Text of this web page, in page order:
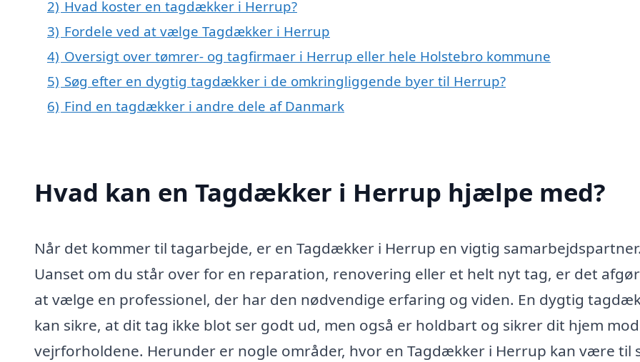
2) Hvad koster en tagdækker i Herrup?
3) Fordele ved at vælge Tagdækker i Herrup
4) Oversigt over tømrer- og tagfirmaer i Herrup eller hele Holstebro kommune
5) Søg efter en dygtig tagdækker i de omkringliggende byer til Herrup?
6) Find en tagdækker i andre dele af Danmark
Hvad kan en Tagdækker i Herrup hjælpe med?
Når det kommer til tagarbejde, er en Tagdækker i Herrup en vigtig
Uanset om du står over for en reparation, renovering eller et helt nyt tag, er det
at vælge en professionel, der har den nødvendige erfaring og viden. En dygtig
kan sikre, at dit tag ikke blot ser godt ud, men også er holdbart og sikrer dit hjem mod
vejrforholdene. Herunder er nogle områder, hvor en Tagdækker i Herrup kan være til